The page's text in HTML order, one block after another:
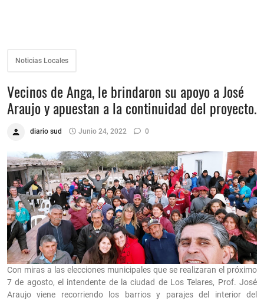
Noticias Locales
Vecinos de Anga, le brindaron su apoyo a José
Araujo y apuestan a la continuidad del proyecto.
diario sud Junio 24, 2022 0
Con miras a las elecciones municipales que se realizaran el próximo
7 de agosto, el intendente de la ciudad de Los Telares, Prof. José
Araujo viene recorriendo los barrios y parajes del interior del